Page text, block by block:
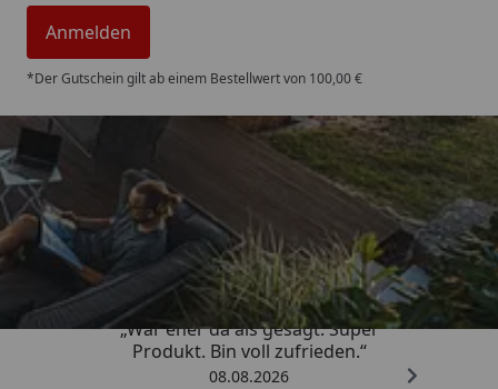
Anmelden
*Der Gutschein gilt ab einem Bestellwert von 100,00 €
Trusted Shops
4,85/ 5
„War eher da als gesagt. Super
Produkt. Bin voll zufrieden.“
08.08.2026